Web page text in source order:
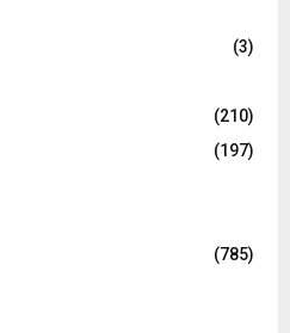
(3)
(210)
(197)
(785)